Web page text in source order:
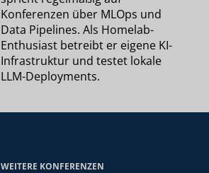
Konferenzen über MLOps und
Data Pipelines. Als Homelab-
Enthusiast betreibt er eigene KI-
Infrastruktur und testet lokale
LLM-Deployments.
WEITERE KONFERENZEN